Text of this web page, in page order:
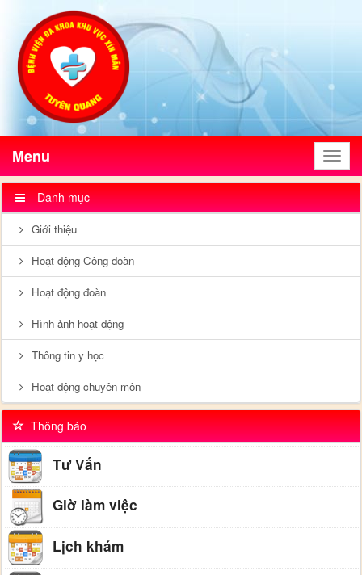
Menu
Menu
Danh mục
Giới thiệu
Hoạt động Công đoàn
Hoạt động đoàn
Hình ảnh hoạt động
Thông tin y học
Hoạt động chuyên môn
Thông báo
Tư Vấn
Giờ làm việc
Lịch khám